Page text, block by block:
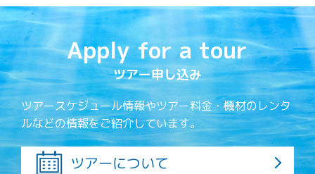
Apply for a tour
ツアー申し込み
ツアースケジュール情報やツアー料金・機材のレンタ
ルなどの情報をご紹介しています。
ツアーについて